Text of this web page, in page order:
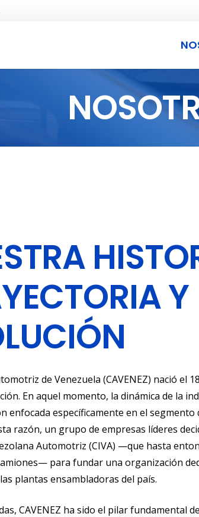
Y
de Venezuela (CAVENEZ) nació el
En aquel momento, la dinámica de la
enfocada específicamente en el
razón, un grupo de empresas líderes
Automotriz (CIVA) —que hasta
para fundar una organización
plantas ensambladoras del país.
CAVENEZ ha sido el pilar fundamental